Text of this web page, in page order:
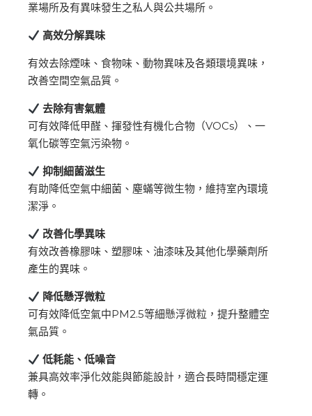
業場所及有異味發生之私人與公共場所。
高效分解異味
有效去除煙味、食物味、動物異味及各類環境異味，
改善空間空氣品質。
去除有害氣體
可有效降低甲醛、揮發性有機化合物（VOCs）、一
氧化碳等空氣污染物。
抑制細菌滋生
有助降低空氣中細菌、塵蟎等微生物，維持室內環境
潔淨。
改善化學異味
有效改善橡膠味、塑膠味、油漆味及其他化學藥劑所
產生的異味。
降低懸浮微粒
可有效降低空氣中PM2.5等細懸浮微粒，提升整體空
氣品質。
低耗能、低噪音
兼具高效率淨化效能與節能設計，適合長時間穩定運
轉。